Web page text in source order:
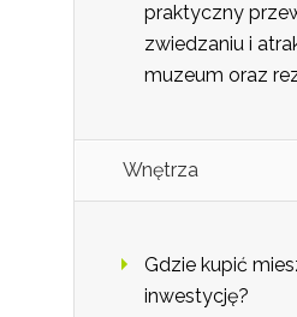
praktyczny
zwiedzaniu i
muzeum oraz
Wnętrza
Gdzie kupić
inwestycję?